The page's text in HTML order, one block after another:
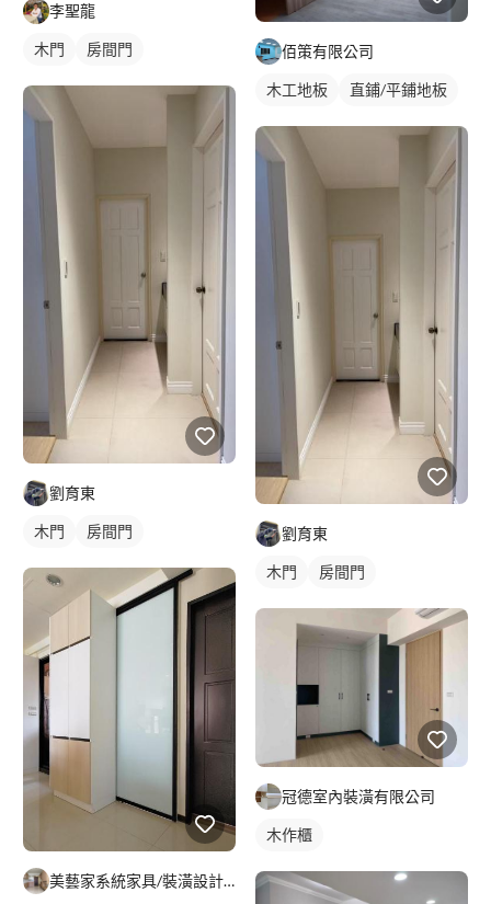
李聖龍
木門 房間門
劉育東
木門 房間門
美藝家系統家具/裝潢設計/統包服務
佰策有限公司
木工地板 直鋪/平鋪地板
劉育東
木門 房間門
冠德室內裝潢有限公司
木作櫃